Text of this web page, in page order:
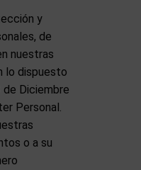
y
de
nuestras
lo dispuesto
de Diciembre
Personal.
o a su